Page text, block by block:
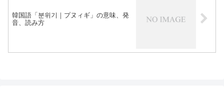
韓国語「분위기｜プヌィギ」の意味、発
音、読み方